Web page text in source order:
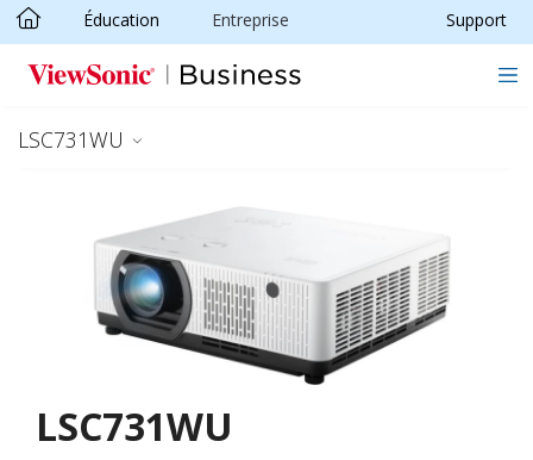
Passer au contenu principal
Éducation Entreprise Support
LSC731WU
LSC731WU